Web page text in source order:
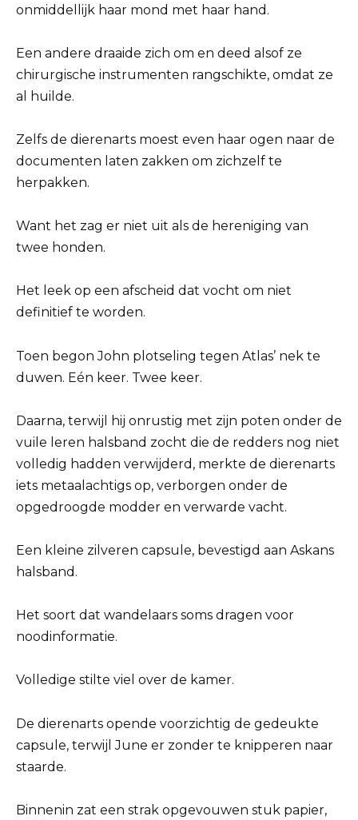
onmiddellijk haar mond met haar hand.
Een andere draaide zich om en deed alsof ze
chirurgische instrumenten rangschikte, omdat ze
al huilde.
Zelfs de dierenarts moest even haar ogen naar de
documenten laten zakken om zichzelf te
herpakken.
Want het zag er niet uit als de hereniging van
twee honden.
Het leek op een afscheid dat vocht om niet
definitief te worden.
Toen begon John plotseling tegen Atlas’ nek te
duwen. Eén keer. Twee keer.
Daarna, terwijl hij onrustig met zijn poten onder de
vuile leren halsband zocht die de redders nog niet
volledig hadden verwijderd, merkte de dierenarts
iets metaalachtigs op, verborgen onder de
opgedroogde modder en verwarde vacht.
Een kleine zilveren capsule, bevestigd aan Askans
halsband.
Het soort dat wandelaars soms dragen voor
noodinformatie.
Volledige stilte viel over de kamer.
De dierenarts opende voorzichtig de gedeukte
capsule, terwijl June er zonder te knipperen naar
staarde.
Binnenin zat een strak opgevouwen stuk papier,